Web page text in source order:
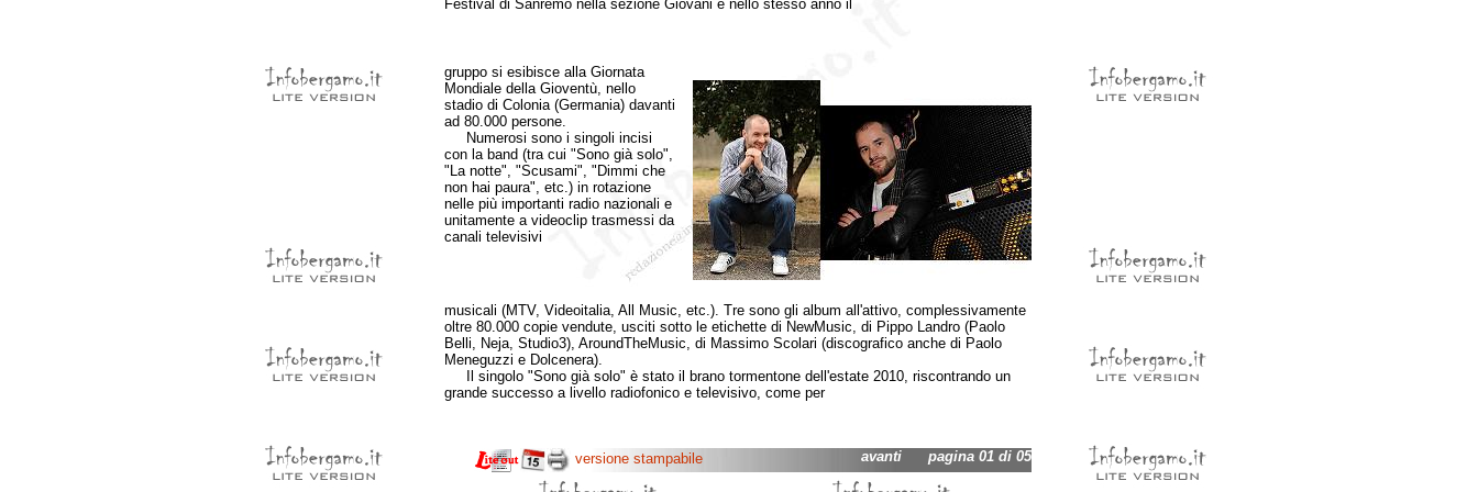
Festival di Sanremo nella sezione Giovani e nello stesso anno il
gruppo si esibisce alla Giornata
Mondiale della Gioventù, nello
stadio di Colonia (Germania) davanti
ad 80.000 persone.
Numerosi sono i singoli incisi
con la band (tra cui "Sono già solo",
"La notte", "Scusami", "Dimmi che
non hai paura", etc.) in rotazione
nelle più importanti radio nazionali e
unitamente a videoclip trasmessi da
canali televisivi
musicali (MTV, Videoitalia, All Music, etc.). Tre sono gli album all'attivo, complessivamente
oltre 80.000 copie vendute, usciti sotto le etichette di NewMusic, di Pippo Landro (Paolo
Belli, Neja, Studio3), AroundTheMusic, di Massimo Scolari (discografico anche di Paolo
Meneguzzi e Dolcenera).
Il singolo "Sono già solo" è stato il brano tormentone dell'estate 2010, riscontrando un
grande successo a livello radiofonico e televisivo, come per
versione stampabile avantipagina 01 di 05